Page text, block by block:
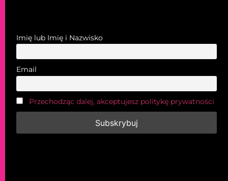
Imię lub Imię i Nazwisko
Email
Przechodząc dalej, akceptujesz politykę prywatności